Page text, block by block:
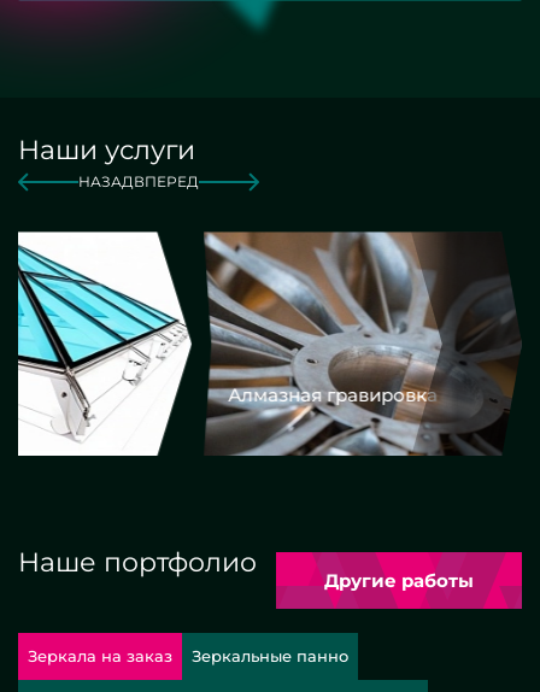
Наши услуги
НАЗАДВПЕРЕД
Алмазная гравировка
Наше портфолио
Другие работы
Зеркала на заказ Зеркальные панно